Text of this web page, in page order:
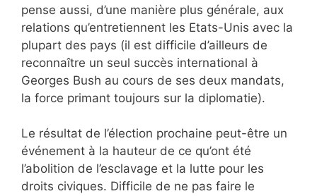
pense aussi, d’une manière plus générale, aux
relations qu’entretiennent les Etats-Unis avec la
plupart des pays (il est difficile d’ailleurs de
reconnaître un seul succès international à
Georges Bush au cours de ses deux mandats,
la force primant toujours sur la diplomatie).
Le résultat de l’élection prochaine peut-être un
événement à la hauteur de ce qu’ont été
l’abolition de l’esclavage et la lutte pour les
droits civiques. Difficile de ne pas faire le